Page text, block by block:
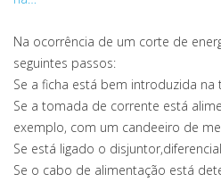
Na ocorrência de um corte de
seguintes passos:
Se a ficha está bem introduzida
Se a tomada de corrente está
exemplo, com um candeeiro de
Se está ligado o
Se o cabo de alimentação está